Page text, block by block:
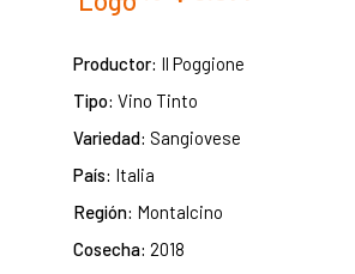
Productor: Il Poggione
Tipo: Vino Tinto
Variedad: Sangiovese
País: Italia
Región: Montalcino
Cosecha: 2018